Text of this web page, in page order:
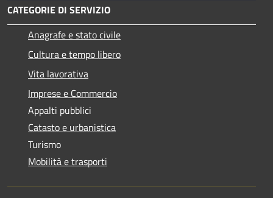
CATEGORIE DI SERVIZIO
Anagrafe e stato civile
Cultura e tempo libero
Vita lavorativa
Imprese e Commercio
Appalti pubblici
Catasto e urbanistica
Turismo
Mobilità e trasporti